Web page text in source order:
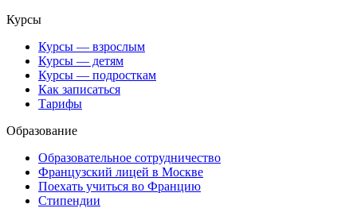
Курсы
Курсы — взрослым
Курсы — детям
Курсы — подросткам
Как записаться
Тарифы
Образование
Образовательное сотрудничество
Французский лицей в Москве
Поехать учиться во Францию
Стипендии